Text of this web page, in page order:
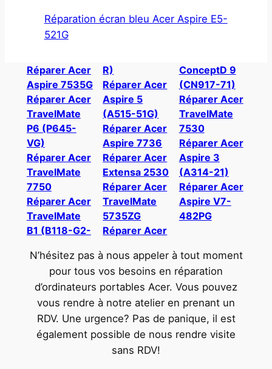
Réparation écran bleu Acer Aspire E5-
521G
Réparer Acer
Aspire 7535G
Réparer Acer
TravelMate
P6 (P645-
VG)
Réparer Acer
TravelMate
7750
Réparer Acer
TravelMate
B1 (B118-G2-
R)
Réparer Acer
Aspire 5
(A515-51G)
Réparer Acer
Aspire 7736
Réparer Acer
Extensa 2530
Réparer Acer
TravelMate
5735ZG
Réparer Acer
ConceptD 9
(CN917-71)
Réparer Acer
TravelMate
7530
Réparer Acer
Aspire 3
(A314-21)
Réparer Acer
Aspire V7-
482PG
N’hésitez pas à nous appeler à tout moment
pour tous vos besoins en réparation
d’ordinateurs portables Acer. Vous pouvez
vous rendre à notre atelier en prenant un
RDV. Une urgence? Pas de panique, il est
également possible de nous rendre visite
sans RDV!